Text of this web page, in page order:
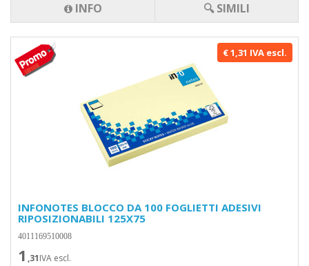
INFO 🔍 SIMILI
€ 1,31 IVA escl.
INFONOTES BLOCCO DA 100 FOGLIETTI ADESIVI
RIPOSIZIONABILI 125X75
4011169510008
1 ,31IVA escl.